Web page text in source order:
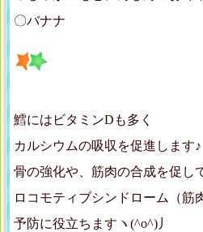
〇バナナ
鱈にはビタミンDも多く
カルシウムの吸収を促進します♪
骨の強化や、筋肉の合成を促し
ロコモティブシンドローム（筋
予防に役立ちますヽ(^o^)丿